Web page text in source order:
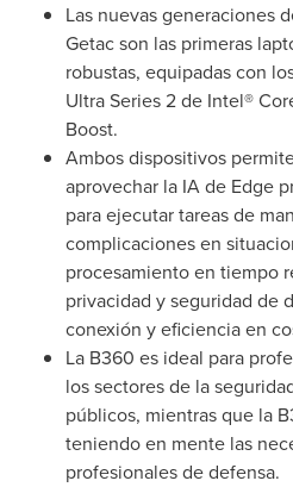
Las nuevas generaciones
Getac son las primeras
robustas, equipadas con
Ultra Series 2 de Intel®
Boost.
Ambos dispositivos
aprovechar la IA de Edge
para ejecutar tareas de
complicaciones en
procesamiento en tiempo
privacidad y seguridad de
conexión y eficiencia en
La B360 es ideal para
los sectores de la
públicos, mientras que la
teniendo en mente las
profesionales de defensa.